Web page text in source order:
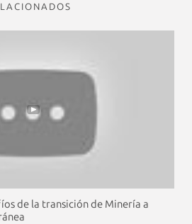
de la transición de Minería a